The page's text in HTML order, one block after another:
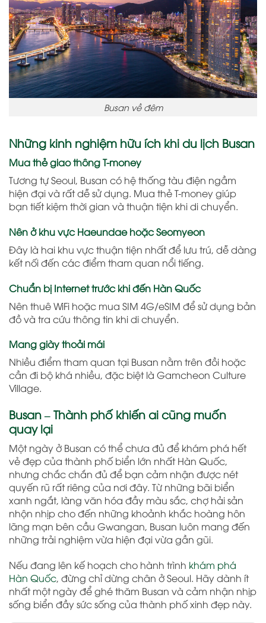
Busan về đêm
Những kinh nghiệm hữu ích khi du lịch Busan
Mua thẻ giao thông T-money
Tương tự Seoul, Busan có hệ thống tàu điện ngầm
hiện đại và rất dễ sử dụng. Mua thẻ T-money giúp
bạn tiết kiệm thời gian và thuận tiện khi di chuyển.
Nên ở khu vực Haeundae hoặc Seomyeon
Đây là hai khu vực thuận tiện nhất để lưu trú, dễ dàng
kết nối đến các điểm tham quan nổi tiếng.
Chuẩn bị Internet trước khi đến Hàn Quốc
Nên thuê WiFi hoặc mua SIM 4G/eSIM để sử dụng bản
đồ và tra cứu thông tin khi di chuyển.
Mang giày thoải mái
Nhiều điểm tham quan tại Busan nằm trên đồi hoặc
cần đi bộ khá nhiều, đặc biệt là Gamcheon Culture
Village.
Busan – Thành phố khiến ai cũng muốn
quay lại
Một ngày ở Busan có thể chưa đủ để khám phá hết
vẻ đẹp của thành phố biển lớn nhất Hàn Quốc,
nhưng chắc chắn đủ để bạn cảm nhận được nét
quyến rũ rất riêng của nơi đây. Từ những bãi biển
xanh ngắt, làng văn hóa đầy màu sắc, chợ hải sản
nhộn nhịp cho đến những khoảnh khắc hoàng hôn
lãng mạn bên cầu Gwangan, Busan luôn mang đến
những trải nghiệm vừa hiện đại vừa gần gũi.
Nếu đang lên kế hoạch cho hành trình khám phá
Hàn Quốc, đừng chỉ dừng chân ở Seoul. Hãy dành ít
nhất một ngày để ghé thăm Busan và cảm nhận nhịp
sống biển đầy sức sống của thành phố xinh đẹp này.